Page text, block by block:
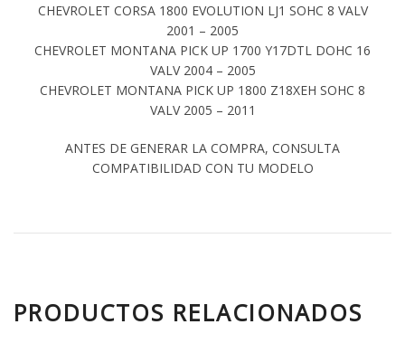
CHEVROLET CORSA 1800 EVOLUTION LJ1 SOHC 8 VALV
2001 – 2005
CHEVROLET MONTANA PICK UP 1700 Y17DTL DOHC 16
VALV 2004 – 2005
CHEVROLET MONTANA PICK UP 1800 Z18XEH SOHC 8
VALV 2005 – 2011
ANTES DE GENERAR LA COMPRA, CONSULTA
COMPATIBILIDAD CON TU MODELO
PRODUCTOS RELACIONADOS